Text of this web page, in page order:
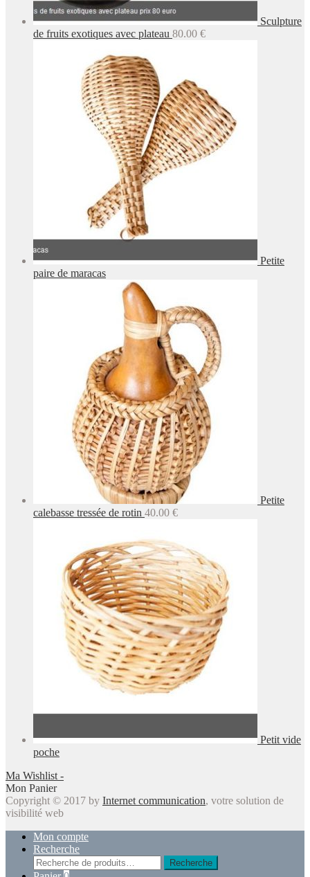
Sculpture
de fruits exotiques avec plateau 80.00 €
Petite
paire de maracas
Petite
calebasse tressée de rotin 40.00 €
Petit vide
poche
Ma Wishlist -
Mon Panier
Copyright © 2017 by Internet communication, votre solution de
visibilité web
Mon compte
Recherche
Recherche
pour :
Recherche